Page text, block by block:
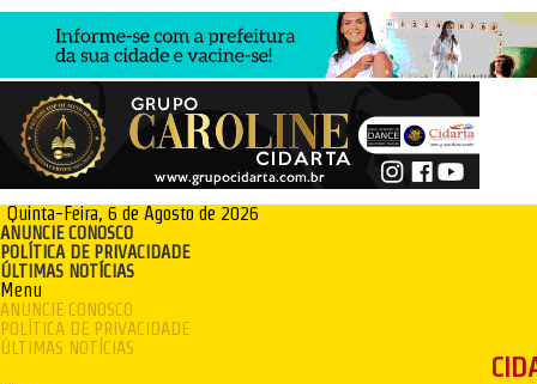
Quinta-Feira, 6 de Agosto de 2026
ANUNCIE CONOSCO
POLÍTICA DE PRIVACIDADE
ÚLTIMAS NOTÍCIAS
Menu
ANUNCIE CONOSCO
POLÍTICA DE PRIVACIDADE
ÚLTIMAS NOTÍCIAS